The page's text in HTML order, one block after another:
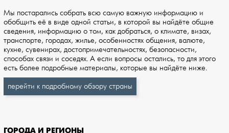
Мы постарались собрать всю самую важную информацию и
обобщить её в виде одной статьи, в которой вы найдёте общие
сведения, информацию о том, как добраться, о климате, визах,
транспорте, городах, жилье, особенностях общения, валюте,
кухне, сувенирах, достопримечательностях, безопасности,
способах связи и соседях. А если вопросы остались, то для этого
есть более подробные материалы, которые вы найдёте ниже.
перейти к подробному обзору страны
ГОРОДА И РЕГИОНЫ